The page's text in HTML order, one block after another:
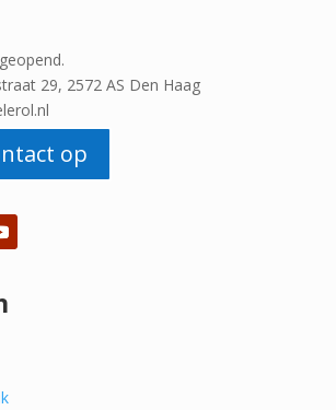
29, 2572 AS Den Haag
op